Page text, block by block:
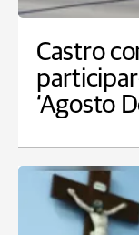
Castro
‘Agosto